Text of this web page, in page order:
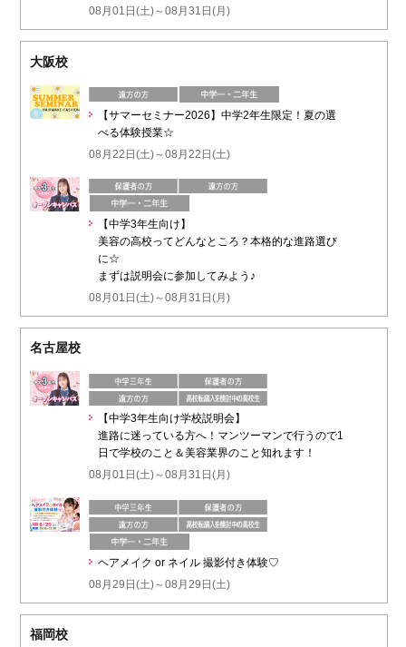
08月01日(土)～08月31日(月)
大阪校
【サマーセミナー2026】中学2年生限定！夏の選
べる体験授業☆
08月22日(土)～08月22日(土)
【中学3年生向け】
美容の高校ってどんなところ？本格的な進路選び
に☆
まずは説明会に参加してみよう♪
08月01日(土)～08月31日(月)
名古屋校
【中学3年生向け学校説明会】
進路に迷っている方へ！マンツーマンで行うので1
日で学校のこと＆美容業界のこと知れます！
08月01日(土)～08月31日(月)
ヘアメイク or ネイル 撮影付き体験♡
08月29日(土)～08月29日(土)
福岡校